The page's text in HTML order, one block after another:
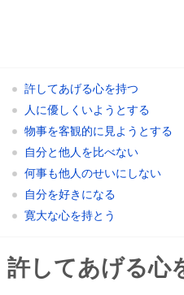
許してあげる心を持つ
人に優しくいようとする
物事を客観的に見ようとする
自分と他人を比べない
何事も他人のせいにしない
自分を好きになる
寛大な心を持とう
許してあげる心